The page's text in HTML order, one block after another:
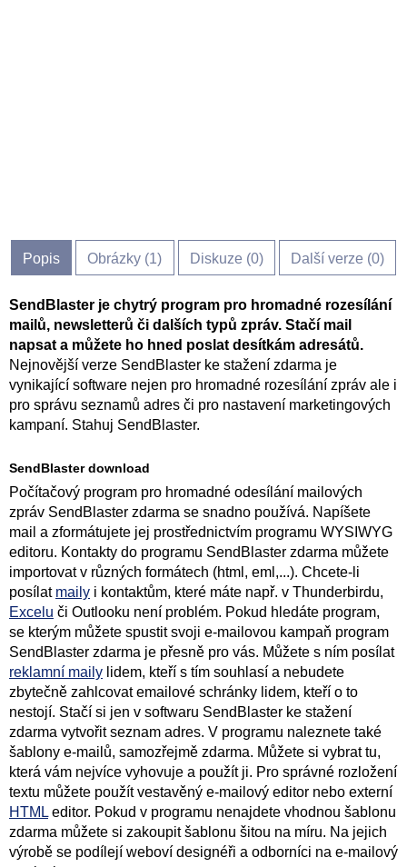
Popis Obrázky (1) Diskuze (0) Další verze (0)
SendBlaster je chytrý program pro hromadné rozesílání
mailů, newsletterů či dalších typů zpráv. Stačí mail
napsat a můžete ho hned poslat desítkám adresátů.
Nejnovější verze SendBlaster ke stažení zdarma je
vynikající software nejen pro hromadné rozesílání zpráv ale i
pro správu seznamů adres či pro nastavení marketingových
kampaní. Stahuj SendBlaster.
SendBlaster download
Počítačový program pro hromadné odesílání mailových
zpráv SendBlaster zdarma se snadno používá. Napíšete
mail a zformátujete jej prostřednictvím programu WYSIWYG
editoru. Kontakty do programu SendBlaster zdarma můžete
importovat v různých formátech (html, eml,...). Chcete-li
posílat maily i kontaktům, které máte např. v Thunderbirdu,
Excelu či Outlooku není problém. Pokud hledáte program,
se kterým můžete spustit svoji e-mailovou kampaň program
SendBlaster zdarma je přesně pro vás. Můžete s ním posílat
reklamní maily lidem, kteří s tím souhlasí a nebudete
zbytečně zahlcovat emailové schránky lidem, kteří o to
nestojí. Stačí si jen v softwaru SendBlaster ke stažení
zdarma vytvořit seznam adres. V programu naleznete také
šablony e-mailů, samozřejmě zdarma. Můžete si vybrat tu,
která vám nejvíce vyhovuje a použít ji. Pro správné rozložení
textu můžete použít vestavěný e-mailový editor nebo externí
HTML editor. Pokud v programu nenajdete vhodnou šablonu
zdarma můžete si zakoupit šablonu šitou na míru. Na jejich
výrobě se podílejí weboví designéři a odborníci na e-mailový